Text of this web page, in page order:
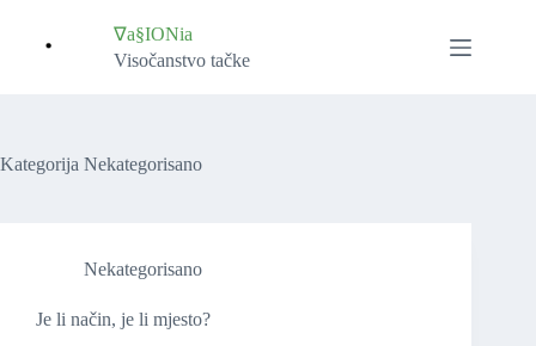
content
∇a§IONia
Visočanstvo tačke
Kategorija Nekategorisano
Nekategorisano
Je li način, je li mjesto?